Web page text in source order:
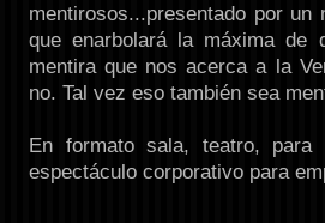
mentirosos...presentado por un
que enarbolará la máxima de
mentira que nos acerca a la
no. Tal vez eso también sea
En formato sala, teatro, para
espectáculo corporativo para